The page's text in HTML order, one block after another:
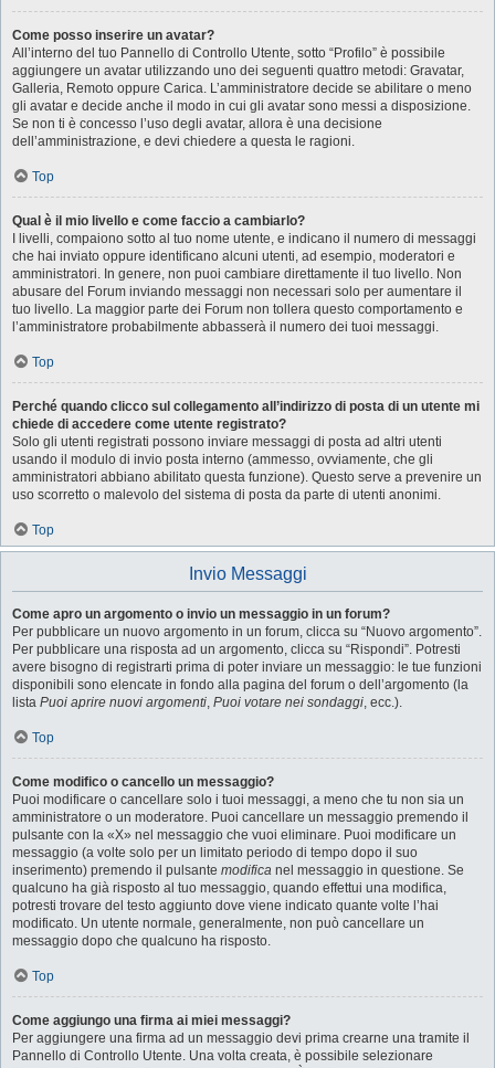
Come posso inserire un avatar?
All’interno del tuo Pannello di Controllo Utente, sotto “Profilo” è possibile
aggiungere un avatar utilizzando uno dei seguenti quattro metodi: Gravatar,
Galleria, Remoto oppure Carica. L’amministratore decide se abilitare o meno
gli avatar e decide anche il modo in cui gli avatar sono messi a disposizione.
Se non ti è concesso l’uso degli avatar, allora è una decisione
dell’amministrazione, e devi chiedere a questa le ragioni.
Top
Qual è il mio livello e come faccio a cambiarlo?
I livelli, compaiono sotto al tuo nome utente, e indicano il numero di messaggi
che hai inviato oppure identificano alcuni utenti, ad esempio, moderatori e
amministratori. In genere, non puoi cambiare direttamente il tuo livello. Non
abusare del Forum inviando messaggi non necessari solo per aumentare il
tuo livello. La maggior parte dei Forum non tollera questo comportamento e
l’amministratore probabilmente abbasserà il numero dei tuoi messaggi.
Top
Perché quando clicco sul collegamento all’indirizzo di posta di un utente mi
chiede di accedere come utente registrato?
Solo gli utenti registrati possono inviare messaggi di posta ad altri utenti
usando il modulo di invio posta interno (ammesso, ovviamente, che gli
amministratori abbiano abilitato questa funzione). Questo serve a prevenire un
uso scorretto o malevolo del sistema di posta da parte di utenti anonimi.
Top
Invio Messaggi
Come apro un argomento o invio un messaggio in un forum?
Per pubblicare un nuovo argomento in un forum, clicca su “Nuovo argomento”.
Per pubblicare una risposta ad un argomento, clicca su “Rispondi”. Potresti
avere bisogno di registrarti prima di poter inviare un messaggio: le tue funzioni
disponibili sono elencate in fondo alla pagina del forum o dell’argomento (la
lista Puoi aprire nuovi argomenti, Puoi votare nei sondaggi, ecc.).
Top
Come modifico o cancello un messaggio?
Puoi modificare o cancellare solo i tuoi messaggi, a meno che tu non sia un
amministratore o un moderatore. Puoi cancellare un messaggio premendo il
pulsante con la «X» nel messaggio che vuoi eliminare. Puoi modificare un
messaggio (a volte solo per un limitato periodo di tempo dopo il suo
inserimento) premendo il pulsante modifica nel messaggio in questione. Se
qualcuno ha già risposto al tuo messaggio, quando effettui una modifica,
potresti trovare del testo aggiunto dove viene indicato quante volte l’hai
modificato. Un utente normale, generalmente, non può cancellare un
messaggio dopo che qualcuno ha risposto.
Top
Come aggiungo una firma ai miei messaggi?
Per aggiungere una firma ad un messaggio devi prima crearne una tramite il
Pannello di Controllo Utente. Una volta creata, è possibile selezionare